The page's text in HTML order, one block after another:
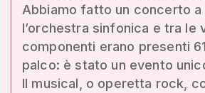
Abbiamo fatto un concerto a
l’orchestra sinfonica e tra le
componenti erano presenti
palco: è stato un evento
Il musical, o operetta rock,